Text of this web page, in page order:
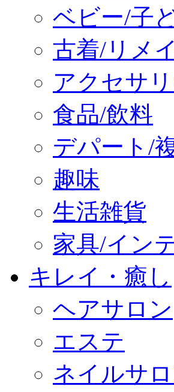
ベビー/子
古着/リメ
アクセサ
食品/飲料
デパート/
趣味
生活雑貨
家具/イン
キレイ・癒し
ヘアサロン
エステ
ネイルサ